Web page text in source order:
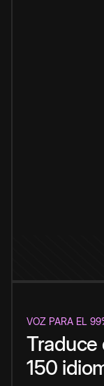
VOZ PARA EL
Traduce
150